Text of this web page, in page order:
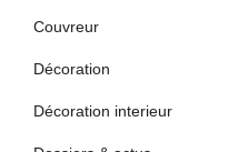
Couvreur
Décoration
Décoration interieur